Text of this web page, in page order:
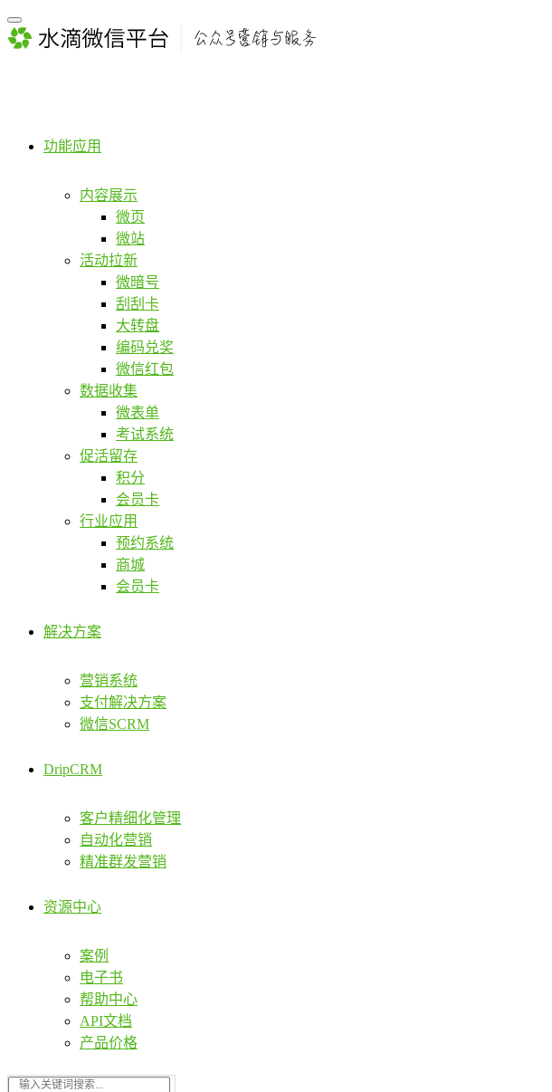
功能应用
内容展示
微页
微站
活动拉新
微暗号
刮刮卡
大转盘
编码兑奖
微信红包
数据收集
微表单
考试系统
促活留存
积分
会员卡
行业应用
预约系统
商城
会员卡
解决方案
营销系统
支付解决方案
微信SCRM
DripCRM
客户精细化管理
自动化营销
精准群发营销
资源中心
案例
电子书
帮助中心
API文档
产品价格